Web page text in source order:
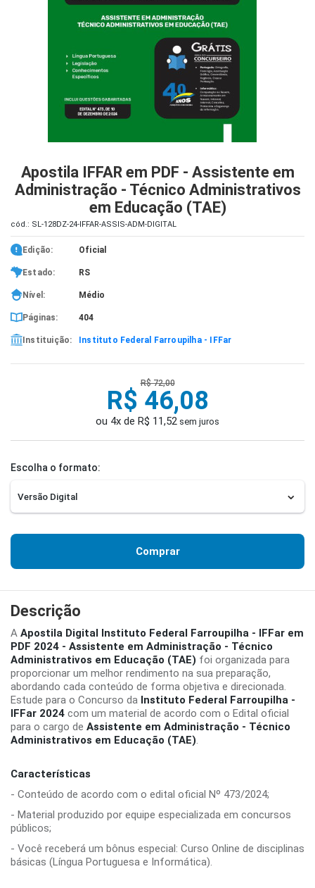
Apostila IFFAR em PDF - Assistente em
Administração - Técnico Administrativos
em Educação (TAE)
cód.: SL-128DZ-24-IFFAR-ASSIS-ADM-DIGITAL
Edição: Oficial
Estado: RS
Nível: Médio
Páginas: 404
Instituição: Instituto Federal Farroupilha - IFFar
R$ 72,00
R$ 46,08
ou 4x de R$ 11,52 sem juros
Escolha o formato:
Comprar
Descrição
A Apostila Digital Instituto Federal Farroupilha - IFFar em
PDF 2024 - Assistente em Administração - Técnico
Administrativos em Educação (TAE) foi organizada para
proporcionar um melhor rendimento na sua preparação,
abordando cada conteúdo de forma objetiva e direcionada.
Estude para o Concurso da Instituto Federal Farroupilha -
IFFar 2024 com um material de acordo com o Edital oficial
para o cargo de Assistente em Administração - Técnico
Administrativos em Educação (TAE).
Características
- Conteúdo de acordo com o edital oficial Nº 473/2024;
- Material produzido por equipe especializada em concursos
públicos;
- Você receberá um bônus especial: Curso Online de disciplinas
básicas (Língua Portuguesa e Informática).